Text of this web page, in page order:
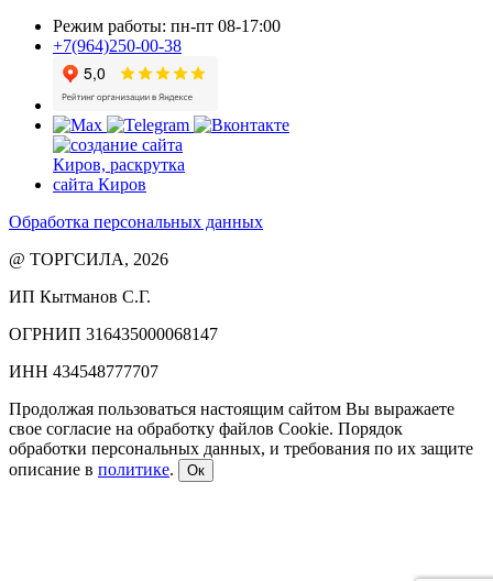
Режим работы: пн-пт 08-17:00
+7(964)250-00-38
Обработка персональных данных
@ ТОРГСИЛА, 2026
ИП Кытманов С.Г.
ОГРНИП 316435000068147
ИНН 434548777707
Продолжая пользоваться настоящим сайтом Вы выражаете
свое согласие на обработку файлов Cookie. Порядок
обработки персональных данных, и требования по их защите
описание в политике. Ок